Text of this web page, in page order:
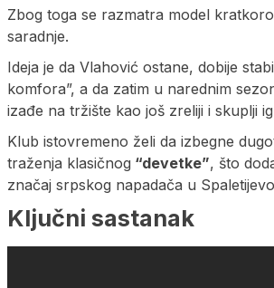
Zbog toga se razmatra model
saradnje.
Ideja je da Vlahović ostane, dobije
komfora”, a da zatim u narednim
izađe na tržište kao još zreliji i skuplji
Klub istovremeno želi da izbegne
traženja klasičnog “devetke”, što
značaj srpskog napadača u
Ključni sastanak